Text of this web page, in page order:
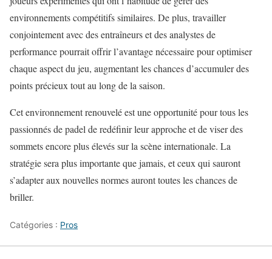
environnements compétitifs similaires. De plus, travailler
conjointement avec des entraîneurs et des analystes de
performance pourrait offrir l’avantage nécessaire pour optimiser
chaque aspect du jeu, augmentant les chances d’accumuler des
points précieux tout au long de la saison.
Cet environnement renouvelé est une opportunité pour tous les
passionnés de padel de redéfinir leur approche et de viser des
sommets encore plus élevés sur la scène internationale. La
stratégie sera plus importante que jamais, et ceux qui sauront
s’adapter aux nouvelles normes auront toutes les chances de
briller.
Catégories : Pros